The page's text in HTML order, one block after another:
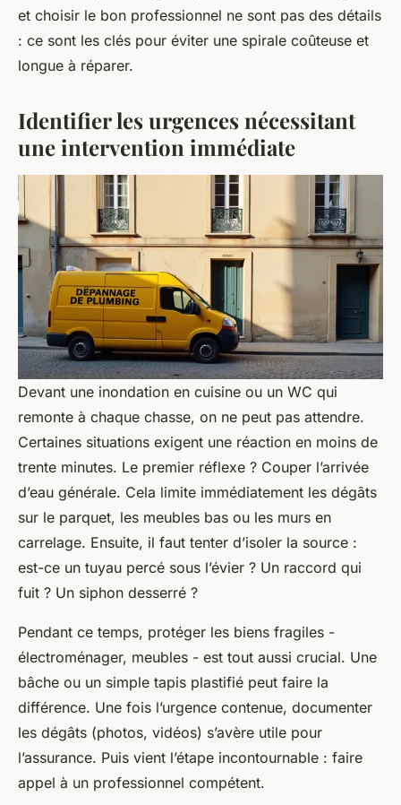
et choisir le bon professionnel ne sont pas des détails
: ce sont les clés pour éviter une spirale coûteuse et
longue à réparer.
Identifier les urgences nécessitant
une intervention immédiate
Devant une inondation en cuisine ou un WC qui
remonte à chaque chasse, on ne peut pas attendre.
Certaines situations exigent une réaction en moins de
trente minutes. Le premier réflexe ? Couper l’arrivée
d’eau générale. Cela limite immédiatement les dégâts
sur le parquet, les meubles bas ou les murs en
carrelage. Ensuite, il faut tenter d’isoler la source :
est-ce un tuyau percé sous l’évier ? Un raccord qui
fuit ? Un siphon desserré ?
Pendant ce temps, protéger les biens fragiles -
électroménager, meubles - est tout aussi crucial. Une
bâche ou un simple tapis plastifié peut faire la
différence. Une fois l’urgence contenue, documenter
les dégâts (photos, vidéos) s’avère utile pour
l’assurance. Puis vient l’étape incontournable : faire
appel à un professionnel compétent.